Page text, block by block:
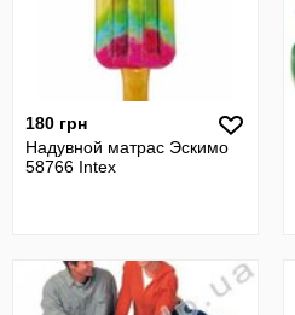
180 грн
Надувной матрас Эскимо
58766 Intex